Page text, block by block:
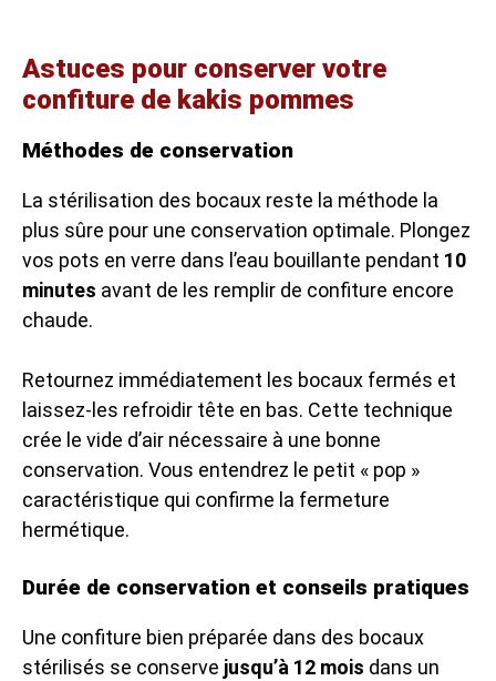
Astuces pour conserver votre
confiture de kakis pommes
Méthodes de conservation
La stérilisation des bocaux reste la méthode la
plus sûre pour une conservation optimale. Plongez
vos pots en verre dans l’eau bouillante pendant 10
minutes avant de les remplir de confiture encore
chaude.
Retournez immédiatement les bocaux fermés et
laissez-les refroidir tête en bas. Cette technique
crée le vide d’air nécessaire à une bonne
conservation. Vous entendrez le petit « pop »
caractéristique qui confirme la fermeture
hermétique.
Durée de conservation et conseils pratiques
Une confiture bien préparée dans des bocaux
stérilisés se conserve jusqu’à 12 mois dans un